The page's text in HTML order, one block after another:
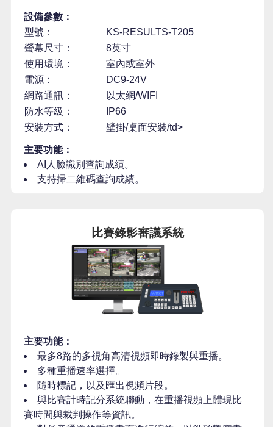
設備參數：
型號：
KS-RESULTS-T205
螢幕尺寸：
8英寸
使用環境：
室內或室外
電源：
DC9-24V
網路通訊：
以太網/WIFI
防水等級：
IP66
安裝方式：
壁掛/桌面安裝/td>
主要功能：
AI人臉識別查詢成績。
支持掃二維碼查詢成績。
比賽錄影審議系統
主要功能：
最多8路的多視角高清視頻即時錄製與重播。
多種重播速率選擇。
隨時標記，以及匯出視頻片段。
與比賽計時記分系統聯動，在重播視頻上體現比
賽時間與裁判操作等資訊。